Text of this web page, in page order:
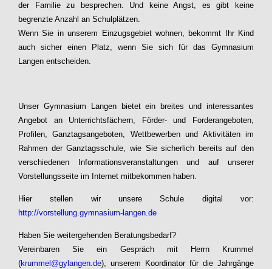
der Familie zu besprechen. Und keine Angst, es gibt keine
begrenzte Anzahl an Schulplätzen.
Wenn Sie in unserem Einzugsgebiet wohnen, bekommt Ihr Kind
auch sicher einen Platz, wenn Sie sich für das Gymnasium
Langen entscheiden.
Unser Gymnasium Langen bietet ein breites und interessantes
Angebot an Unterrichtsfächern, Förder- und Forderangeboten,
Profilen, Ganztagsangeboten, Wettbewerben und Aktivitäten im
Rahmen der Ganztagsschule, wie Sie sicherlich bereits auf den
verschiedenen Informationsveranstaltungen und auf unserer
Vorstellungsseite im Internet mitbekommen haben.
Hier stellen wir unsere Schule digital vor:
http://vorstellung.gymnasium-langen.de
Haben Sie weitergehenden Beratungsbedarf?
Vereinbaren Sie ein Gespräch mit Herrn Krummel
(krummel@gylangen.de), unserem Koordinator für die Jahrgänge